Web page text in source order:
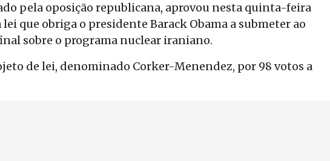
pela oposição republicana, aprovou nesta quinta-feira
que obriga o presidente Barack Obama a submeter ao
sobre o programa nuclear iraniano.
de lei, denominado Corker-Menendez, por 98 votos a